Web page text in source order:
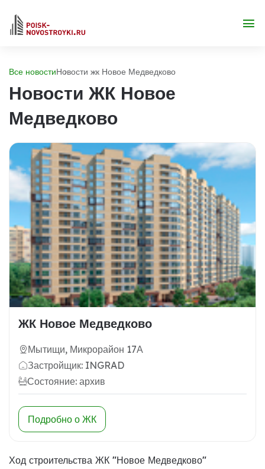
Все новостиНовости жк Новое Медведково
Новости ЖК Новое
Медведково
ЖК Новое Медведково
Мытищи, Микрорайон 17А
Застройщик: INGRAD
Состояние: архив
Подробно о ЖК
Ход строительства ЖК "Новое Медведково"